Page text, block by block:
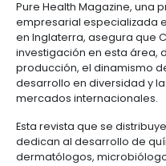
Alimentos
Cacao
y
derivados
Energía
renovable
Hidrógeno
verde
ciencias
Salud
y
ciencias
Infraestructura
Infraestructura
Agua
Manufacturas
Manufacturas
Tecnología
2.
Régimen
corporativo
3.
Cumplimiento
Buscador
de
oportunidades
Directorio
de
servicios
Recursos
de
Newsletter
13 de Marzo de 2013
Colombia
Cosméticos y
instalación de
Pure Health